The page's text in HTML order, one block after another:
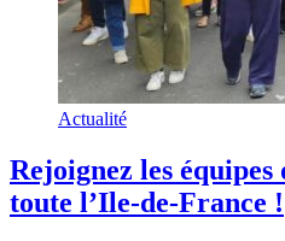
Actualité
Rejoignez les
toute l’Ile-de-France !